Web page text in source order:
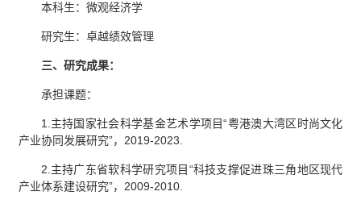
本科生：微观经济学
研究生：卓越绩效管理
三、研究成果：
承担课题：
1.主持国家社会科学基金艺术学项目“粤港澳大湾区时尚文化
产业协同发展研究”，2019-2023.
2.主持广东省软科学研究项目“科技支撑促进珠三角地区现代
产业体系建设研究”，2009-2010.